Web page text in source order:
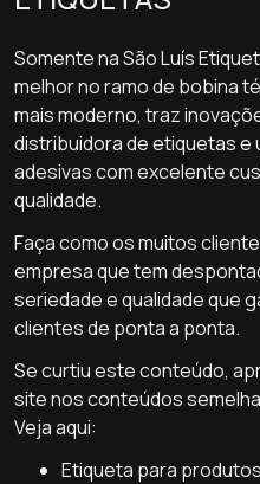
Somente na São Luís
melhor no ramo de bobina
mais moderno, traz
distribuidora de etiquetas
adesivas com excelente
qualidade.
Faça como os muitos
empresa que tem
seriedade e qualidade que
clientes de ponta a ponta.
Se curtiu este conteúdo,
site nos conteúdos
Veja aqui:
etiqueta para